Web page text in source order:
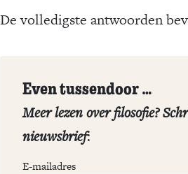
De volledigste antwoorden
Even tussendoor …
Meer lezen over filosofie?
nieuwsbrief:
E-mailadres